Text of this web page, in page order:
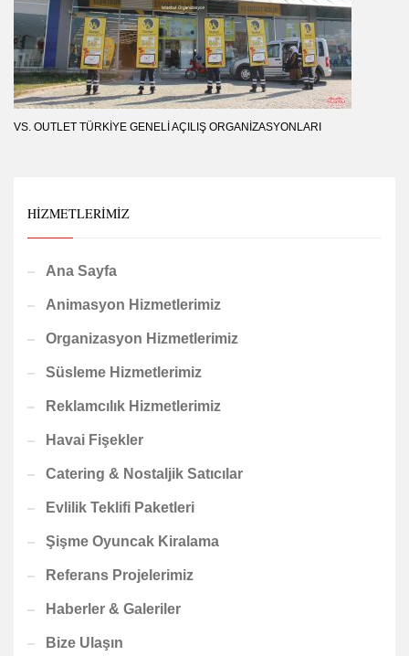
VS. OUTLET TÜRKIYE GENELI AÇILIŞ ORGANIZASYONLARI
HIZMETLERIMIZ
Ana Sayfa
Animasyon Hizmetlerimiz
Organizasyon Hizmetlerimiz
Süsleme Hizmetlerimiz
Reklamcılık Hizmetlerimiz
Havai Fişekler
Catering & Nostaljik Satıcılar
Evlilik Teklifi Paketleri
Şişme Oyuncak Kiralama
Referans Projelerimiz
Haberler & Galeriler
Bize Ulaşın